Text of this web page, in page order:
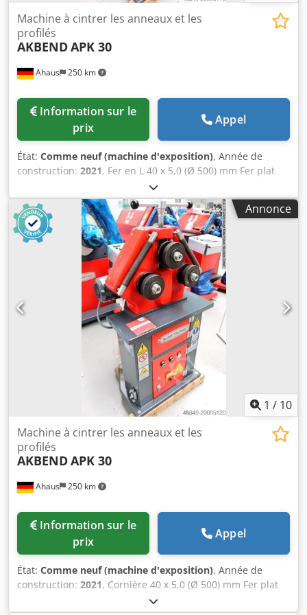
Ahaus 250 km
Machine à cintrer les anneaux et les
profilés
AKBENDAPK 30
prix
Appel
État: Comme neuf (machine d'exposition), Année de
construction: 2021, Fer en L 40 x 5,0 (Ø 500) mm Fer plat
IPE 80 x 15 (Ø 700) mm Fer IPN à chant 50 x 10 (Ø 800) mm
Rond plein 30,0 (Ø 700) mm Diamètre de tube max. 60 x 2
(Ø 1200) mm Dedpfx Akjxcui Nopskr Profil carré 50 x 30 x 3
mm Dimensions L x P x H : 670 x 530 x 1350 mm Poids : 185
kg Puissance totale requise : 0,75 kW Machine d’exposition
de 2021 avec env. 2 heures de fonctionnement seulement
État comme neuf Prix spécial sur demande Équipement : -
robuste cintreuse électrique pour anneaux et profils -
utilisation possible en position horizontale et verticale *
tête de machine pivotante à 90° - 1x pédale mobile - galets
standards segmentés (divisés) - 2 galets motorisés -
réglage manuel du galet supérieur - affichage analogique
de position du galet supérieur (échelle) - galets
latéraux/redresseurs réglables manuellement - marquage
CE / Déclaration de conformité - Manuel d’utilisation en
Annonce
1 / 10
Ahaus 250 km
Machine à cintrer les anneaux et les
profilés
AKBENDAPK 30
prix
Appel
État: Comme neuf (machine d'exposition), Année de
construction: 2021, Cornière 40 x 5,0 (Ø 500) mm Fer plat
80 x 15 (Ø 700) mm i-profile, de chant, 50 x 10 (Ø 800) mm